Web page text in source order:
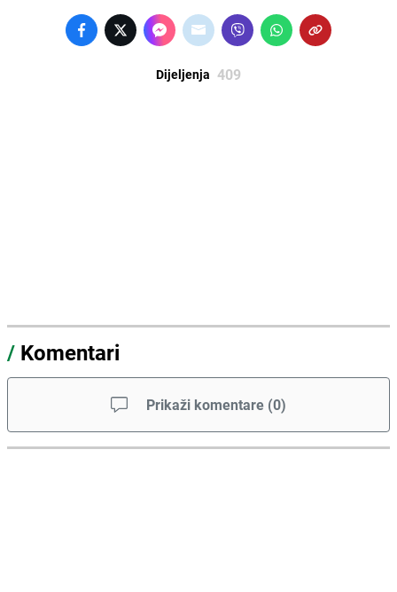
Dijeljenja 409
/ Komentari
Prikaži komentare (0)